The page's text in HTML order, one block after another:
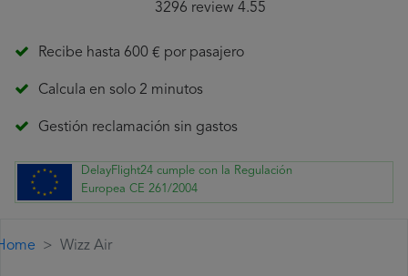
3296 review 4.55
Recibe hasta 600 € por pasajero
Calcula en solo 2 minutos
Gestión reclamación sin gastos
DelayFlight24 cumple con la Regulación
Europea CE 261/2004
Wizz Air